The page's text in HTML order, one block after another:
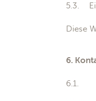
5.3.
Diese
6.
6.1.